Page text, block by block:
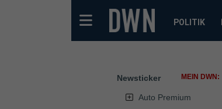
POLITIK
Newsticker MEIN DWN:
Auto Premium